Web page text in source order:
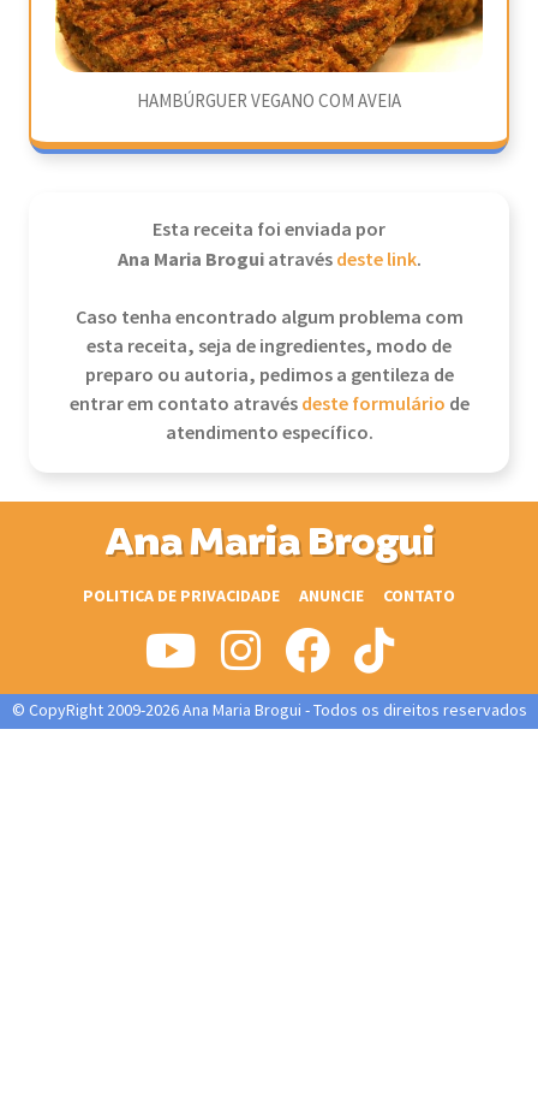
HAMBÚRGUER VEGANO COM AVEIA
Esta receita foi enviada por
Ana Maria Broguiatravésdeste link.
Caso tenha encontrado algum problema com
esta receita, seja de ingredientes, modo de
preparo ou autoria, pedimos a gentileza de
entrar em contato atravésdeste formulário de
atendimento específico.
Ana Maria Brogui
POLITICA DE PRIVACIDADE ANUNCIE CONTATO
© CopyRight 2009-2026 Ana Maria Brogui - Todos os direitos reservados